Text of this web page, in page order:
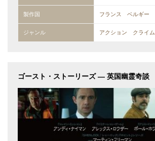
製作国 フランス ベルギー
ジャンル アクション クライム
ゴースト・ストーリーズ — 英国幽霊奇談